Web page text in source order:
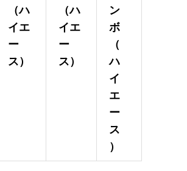
（ハ
イエ
ー
ス）
（ハ
イエ
ー
ス）
ン
ボ
（
ハ
イ
エ
ー
ス
）